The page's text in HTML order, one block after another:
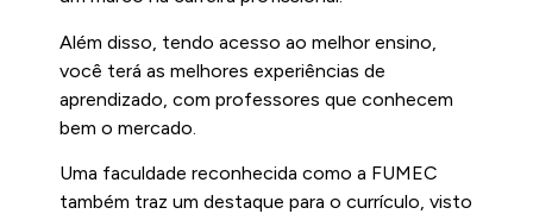
Além disso, tendo acesso ao melhor ensino,
você terá as melhores experiências de
aprendizado, com professores que conhecem
bem o mercado.
Uma faculdade reconhecida como a FUMEC
também traz um destaque para o currículo, visto